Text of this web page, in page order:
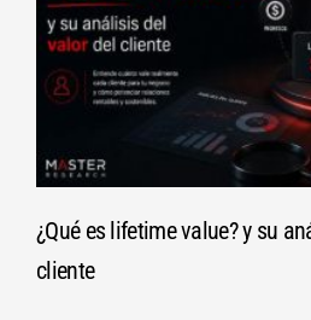
¿Qué es lifetime value? y su
cliente